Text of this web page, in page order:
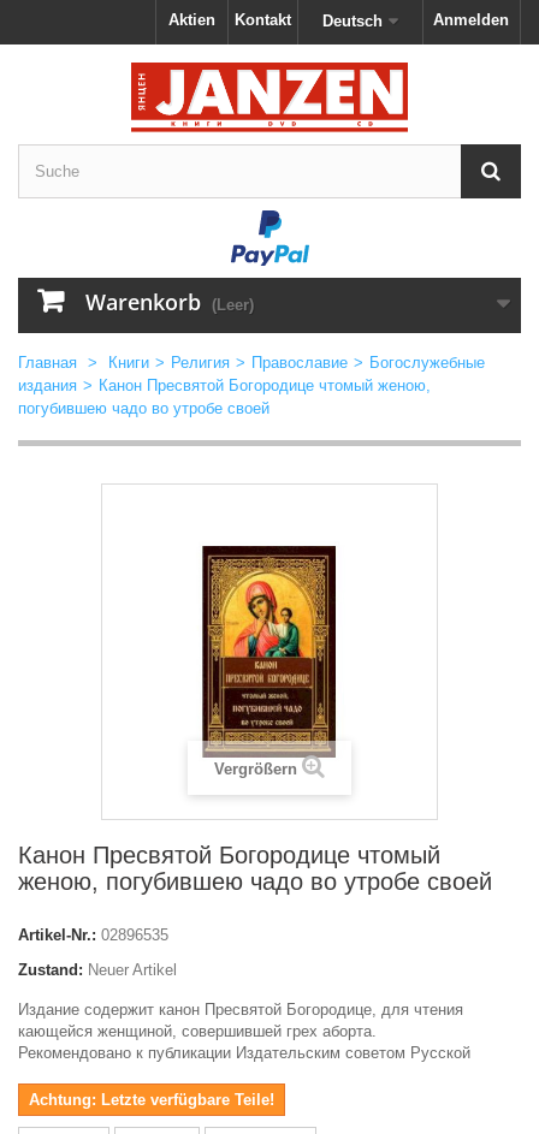
Anmelden
Deutsch
Kontakt
Aktien
Warenkorb (Leer)
Главная > Книги > Религия > Православие > Богослужебные
издания > Канон Пресвятой Богородице чтомый женою,
погубившею чадо во утробе своей
Vergrößern
Канон Пресвятой Богородице чтомый
женою, погубившею чадо во утробе своей
Artikel-Nr.: 02896535
Zustand: Neuer Artikel
Издание содержит канон Пресвятой Богородице, для чтения
кающейся женщиной, совершившей грех аборта.
Рекомендовано к публикации Издательским советом Русской
Achtung: Letzte verfügbare Teile!